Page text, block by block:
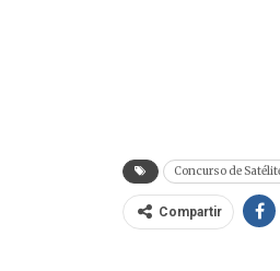
Concurso de
Compartir